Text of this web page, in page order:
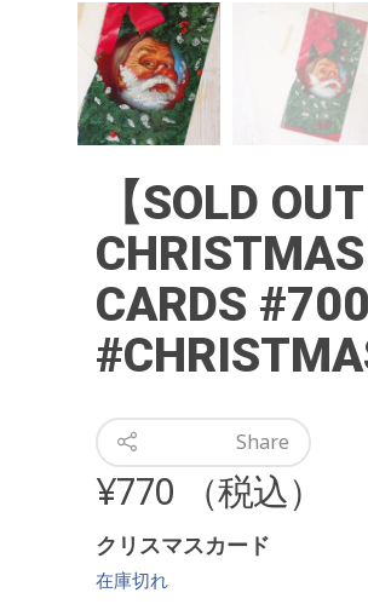
【SOLD OUT
CHRISTMAS
CARDS
Share
¥770 （税込）
クリスマスカード
在庫切れ